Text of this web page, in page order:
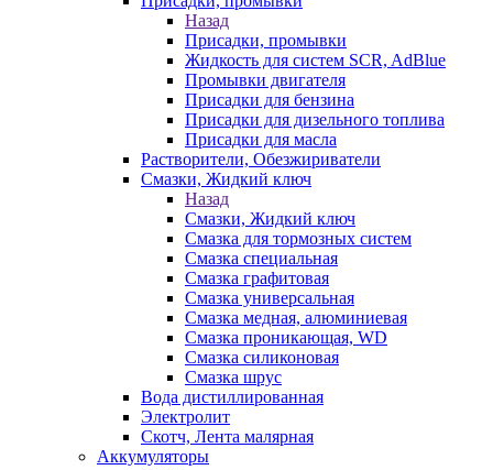
Назад
Присадки, промывки
Жидкость для систем SCR, AdBlue
Промывки двигателя
Присадки для бензина
Присадки для дизельного топлива
Присадки для масла
Растворители, Обезжириватели
Смазки, Жидкий ключ
Назад
Смазки, Жидкий ключ
Смазка для тормозных систем
Смазка специальная
Смазка графитовая
Смазка универсальная
Смазка медная, алюминиевая
Смазка проникающая, WD
Смазка силиконовая
Смазка шрус
Вода дистиллированная
Электролит
Скотч, Лента малярная
Аккумуляторы